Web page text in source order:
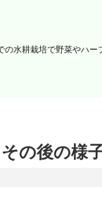
の水耕栽培で野菜やハ
の後の様子